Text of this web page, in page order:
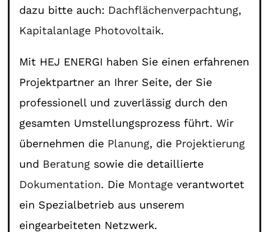
dazu bitte auch: Dachflächenverpachtung,
Kapitalanlage Photovoltaik.
Mit HEJ ENERGI haben Sie einen erfahrenen
Projektpartner an Ihrer Seite, der Sie
professionell und zuverlässig durch den
gesamten Umstellungsprozess führt. Wir
übernehmen die Planung, die Projektierung
und Beratung sowie die detaillierte
Dokumentation. Die Montage verantwortet
ein Spezialbetrieb aus unserem
eingearbeiteten Netzwerk.